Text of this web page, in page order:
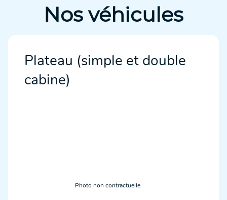
Nos véhicules
Plateau (simple et double
cabine)
Photo non contractuelle